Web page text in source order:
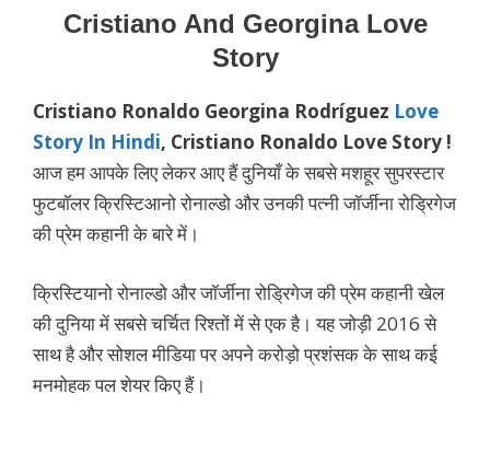
Cristiano And Georgina Love
Story
Cristiano Ronaldo Georgina Rodríguez Love
Story In Hindi, Cristiano Ronaldo Love Story !
आज हम आपके लिए लेकर आए हैं दुनियाँ के सबसे मशहूर सुपरस्टार
फुटबॉलर क्रिस्टिआनो रोनाल्डो और उनकी पत्नी जॉर्जीना रोड्रिगेज
की प्रेम कहानी के बारे में।
क्रिस्टियानो रोनाल्डो और जॉर्जीना रोड्रिगेज की प्रेम कहानी खेल
की दुनिया में सबसे चर्चित रिश्तों में से एक है। यह जोड़ी 2016 से
साथ है और सोशल मीडिया पर अपने करोड़ो प्रशंसक के साथ कई
मनमोहक पल शेयर किए हैं।